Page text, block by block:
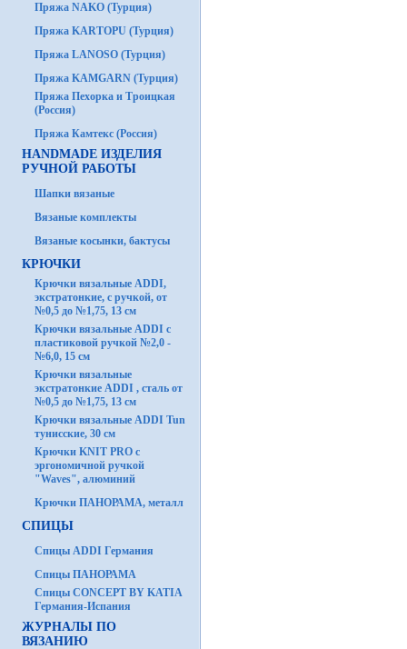
Пряжа NAKO (Турция)
Пряжа KARTOPU (Турция)
Пряжа LANOSO (Турция)
Пряжа KAMGARN (Турция)
Пряжа Пехорка и Троицкая
(Россия)
Пряжа Камтекс (Россия)
HANDMADE ИЗДЕЛИЯ
РУЧНОЙ РАБОТЫ
Шапки вязаные
Вязаные комплекты
Вязаные косынки, бактусы
КРЮЧКИ
Крючки вязальные ADDI,
экстратонкие, с ручкой, от
№0,5 до №1,75, 13 см
Крючки вязальные ADDI с
пластиковой ручкой №2,0 -
№6,0, 15 см
Крючки вязальные
экстратонкие ADDI , сталь от
№0,5 до №1,75, 13 см
Крючки вязальные ADDI Tun
тунисские, 30 см
Крючки KNIT PRO с
эргономичной ручкой
"Waves", алюминий
Крючки ПАНОРАМА, металл
СПИЦЫ
Спицы ADDI Германия
Спицы ПАНОРАМА
Спицы CONCEPT BY KATIA
Германия-Испания
ЖУРНАЛЫ ПО
ВЯЗАНИЮ